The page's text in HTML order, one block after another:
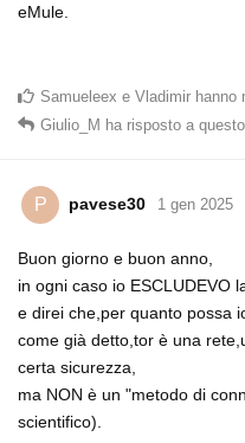
eMule.
Samueleex e Vladimir hanno
Giulio_M ha risposto a
P pavese30 1 gen 2025
Buon giorno e buon anno,
in ogni caso io ESCLUDEVO
e direi che,per quanto possa
come già detto,tor è una
certa sicurezza,
ma NON è un "metodo di
scientifico).